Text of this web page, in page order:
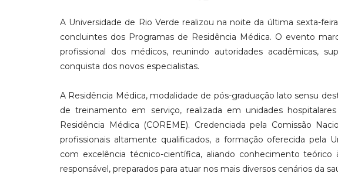
A Universidade de Rio Verde realizou na noite da última sexta-
concluintes dos Programas de Residência Médica. O evento
profissional dos médicos, reunindo autoridades acadêmicas,
conquista dos novos especialistas.
A Residência Médica, modalidade de pós-graduação lato sensu
de treinamento em serviço, realizada em unidades
Residência Médica (COREME). Credenciada pela Comissão
profissionais altamente qualificados, a formação oferecida pela
com excelência técnico-científica, aliando conhecimento
responsável, preparados para atuar nos mais diversos cenários da